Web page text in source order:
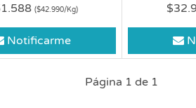
($42.990/Kg)
Notificarme
Página 1 de 1